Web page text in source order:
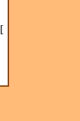
[